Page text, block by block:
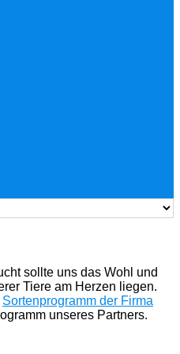
sollte uns das Wohl und
Tiere am Herzen liegen.
Sortenprogramm der Firma
unseres Partners.